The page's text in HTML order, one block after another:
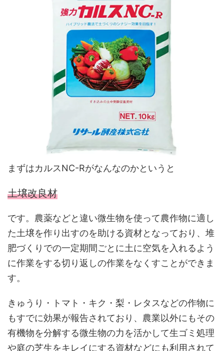
まずはカルスNC-Rがなんなのかというと
土壌改良材
です。農薬などと違い微生物を使って農作物に適し
た土壌を作り出すのを助ける資材となっており、堆
肥づくりでの一定期間ごとに土に空気を入れるよう
に作業をする切り返しの作業をなくすことができま
す。
きゅうり・トマト・キク・梨・レタスなどの作物に
もすでに効果が報告されており、農業以外にもその
有機物を分解する微生物の力を活かして生ゴミ処理
や庭の芝生をキレイにする資材などにも利用されて